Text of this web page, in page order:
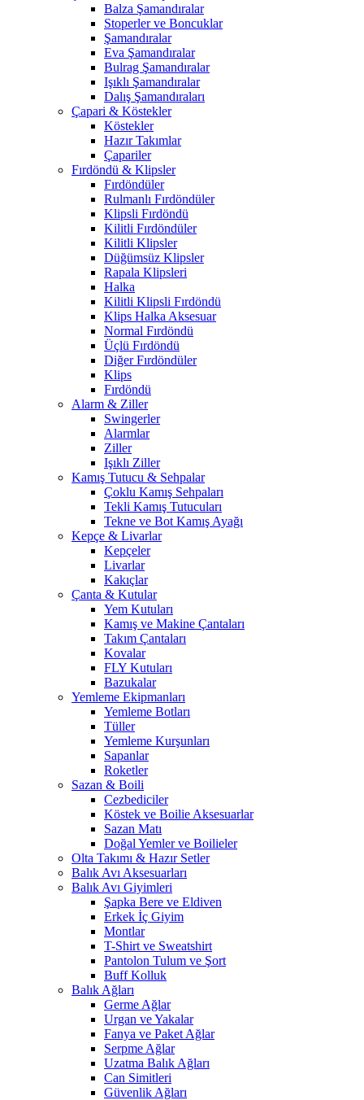
Balza Şamandıralar
Stoperler ve Boncuklar
Şamandıralar
Eva Şamandıralar
Bulrag Şamandıralar
Işıklı Şamandıralar
Dalış Şamandıraları
Çapari & Köstekler
Köstekler
Hazır Takımlar
Çapariler
Fırdöndü & Klipsler
Fırdöndüler
Rulmanlı Fırdöndüler
Klipsli Fırdöndü
Kilitli Fırdöndüler
Kilitli Klipsler
Düğümsüz Klipsler
Rapala Klipsleri
Halka
Kilitli Klipsli Fırdöndü
Klips Halka Aksesuar
Normal Fırdöndü
Üçlü Fırdöndü
Diğer Fırdöndüler
Klips
Fırdöndü
Alarm & Ziller
Swingerler
Alarmlar
Ziller
Işıklı Ziller
Kamış Tutucu & Sehpalar
Çoklu Kamış Sehpaları
Tekli Kamış Tutucuları
Tekne ve Bot Kamış Ayağı
Kepçe & Livarlar
Kepçeler
Livarlar
Kakıçlar
Çanta & Kutular
Yem Kutuları
Kamış ve Makine Çantaları
Takım Çantaları
Kovalar
FLY Kutuları
Bazukalar
Yemleme Ekipmanları
Yemleme Botları
Tüller
Yemleme Kurşunları
Sapanlar
Roketler
Sazan & Boili
Cezbediciler
Köstek ve Boilie Aksesuarlar
Sazan Matı
Doğal Yemler ve Boilieler
Olta Takımı & Hazır Setler
Balık Avı Aksesuarları
Balık Avı Giyimleri
Şapka Bere ve Eldiven
Erkek İç Giyim
Montlar
T-Shirt ve Sweatshirt
Pantolon Tulum ve Şort
Buff Kolluk
Balık Ağları
Germe Ağlar
Urgan ve Yakalar
Fanya ve Paket Ağlar
Serpme Ağlar
Uzatma Balık Ağları
Can Simitleri
Güvenlik Ağları